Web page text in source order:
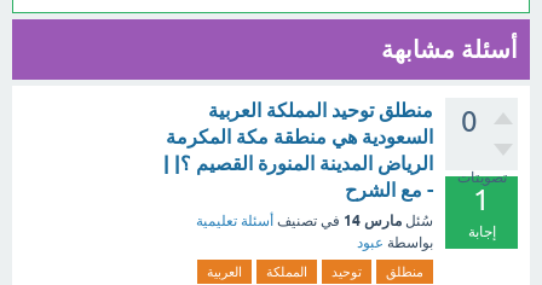
أسئلة مشابهة
0
تصويتات
1
إجابة
منطلق توحيد المملكة العربية
السعودية هي منطقة مكة المكرمة
الرياض المدينة المنورة القصيم ؟| |
- مع الشرح
سُئل مارس 14 في تصنيف أسئلة تعليمية
بواسطة عبود
منطلق توحيد المملكة
العربية